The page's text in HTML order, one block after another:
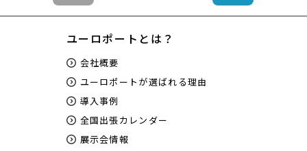
ユーロポートとは？
会社概要
ユーロポートが選ばれる理由
導入事例
全国出張カレンダー
展示会情報